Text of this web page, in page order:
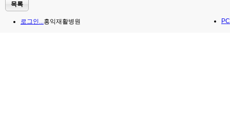
목록
로그인... PC
홍익재활병원